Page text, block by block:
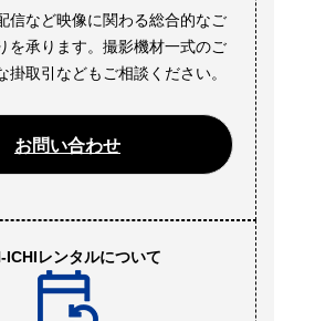
信など映像に関わる総合的なご
を承ります。撮影機材一式のご
掛取引などもご相談ください。
お問い合わせ
ICHIレンタルについて